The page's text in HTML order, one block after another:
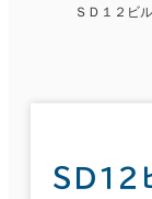
ＳＤ１２ビ
ＳＤ１